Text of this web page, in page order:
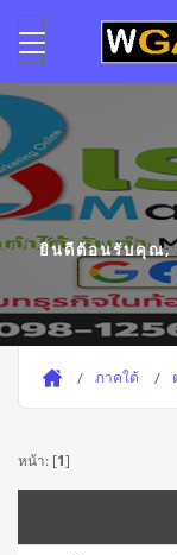
ยินดีต้อนรับคุณ,
ภาคใต้
หน้า: [1]